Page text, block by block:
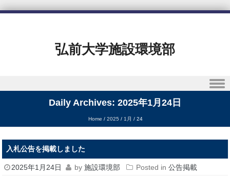
弘前大学施設環境部
Daily Archives: 2025年1月24日
Home / 2025 / 1月 / 24
入札公告を掲載しました
2025年1月24日 by 施設環境部 Posted in 公告掲載